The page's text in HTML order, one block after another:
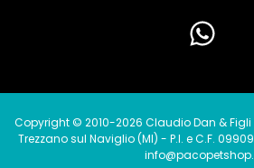
Copyright © 2010-2026 Claudio Dan &
Trezzano sul Naviglio (MI) - P.I. e C.F.